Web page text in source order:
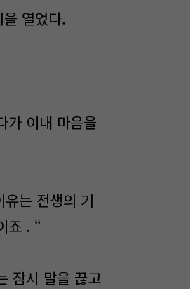
열었다.
가 이내 마음을
는 전생의 기
죠 . “
잠시 말을 끊고